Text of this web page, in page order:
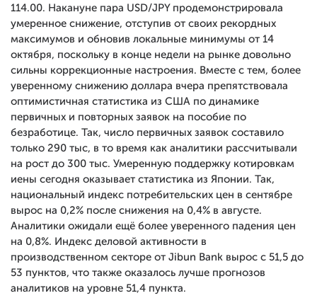
114.00. Накануне пара USD/JPY продемонстрировала
умеренное снижение, отступив от своих рекордных
максимумов и обновив локальные минимумы от 14
октября, поскольку в конце недели на рынке довольно
сильны коррекционные настроения. Вместе с тем, более
уверенному снижению доллара вчера препятствовала
оптимистичная статистика из США по динамике
первичных и повторных заявок на пособие по
безработице. Так, число первичных заявок составило
только 290 тыс, в то время как аналитики рассчитывали
на рост до 300 тыс. Умеренную поддержку котировкам
иены сегодня оказывает статистика из Японии. Так,
национальный индекс потребительских цен в сентябре
вырос на 0,2% после снижения на 0,4% в августе.
Аналитики ожидали ещё более уверенного падения цен
на 0,8%. Индекс деловой активности в
производственном секторе от Jibun Bank вырос с 51,5 до
53 пунктов, что также оказалось лучше прогнозов
аналитиков на уровне 51,4 пункта.